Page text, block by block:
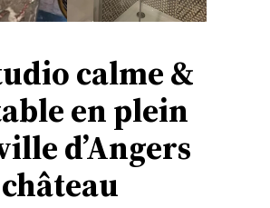
calme &
en plein
d’Angers